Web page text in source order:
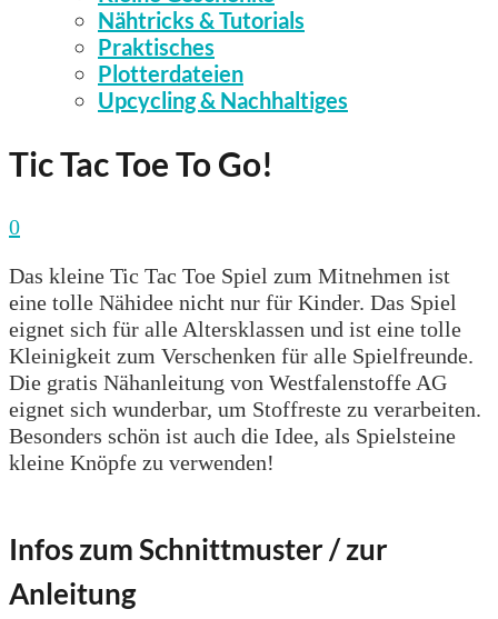
Nähtricks & Tutorials
Praktisches
Plotterdateien
Upcycling & Nachhaltiges
Tic Tac Toe To Go!
0
Das kleine Tic Tac Toe Spiel zum Mitnehmen ist
eine tolle Nähidee nicht nur für Kinder. Das Spiel
eignet sich für alle Altersklassen und ist eine tolle
Kleinigkeit zum Verschenken für alle Spielfreunde.
Die gratis Nähanleitung von Westfalenstoffe AG
eignet sich wunderbar, um Stoffreste zu verarbeiten.
Besonders schön ist auch die Idee, als Spielsteine
kleine Knöpfe zu verwenden!
Infos zum Schnittmuster / zur
Anleitung